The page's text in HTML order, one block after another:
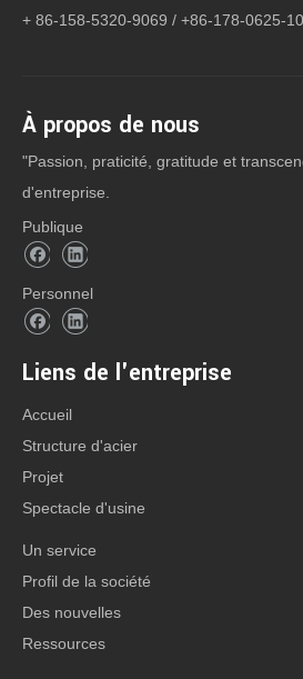
CATÉGORIE DE
Contact: Mme Anna Lu
Office Tel: +86-532-8830 6188
Skype: qd_anna
+ 86-158-5320-9069 / +86-178-0625-
À propos de nous
"Passion, praticité, gratitude et
d'entreprise.
Publique
Personnel
Liens de l'entreprise
Accueil
Structure d'acier
Projet
Spectacle d'usine
Un service
Profil de la société
Des nouvelles
Ressources